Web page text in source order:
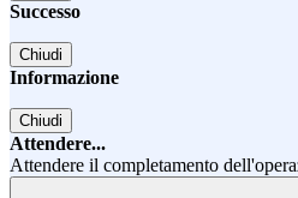
Successo
Chiudi
Informazione
Chiudi
Attendere...
Attendere il completamento